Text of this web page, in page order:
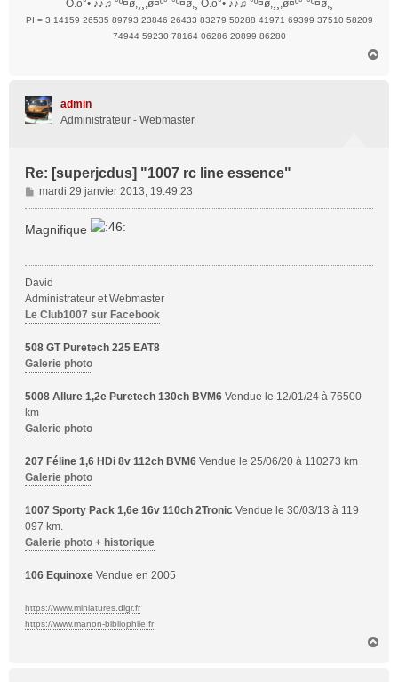
O.o°• ♪♪♫ °º¤ø,¸¸,ø¤º°`°º¤ø,¸ O.o°• ♪♪♫ °º¤ø,¸¸,ø¤º°`°º¤ø,¸
PI = 3.14159 26535 89793 23846 26433 83279 50288 41971 69399 37510 58209
74944 59230 78164 06286 20899 86280
admin
Administrateur - Webmaster
Re: [superjcdus] "1007 rc line essence"
M
e
s
g
e
mardi 29 janvier 2013, 19:49:23
Magnifique
David
Administrateur et Webmaster
Le Club1007 sur Facebook
508 GT Puretech 225 EAT8
Galerie photo
5008 Allure 1,2e Puretech 130ch BVM6 Vendue le 12/01/24 à 76500
km
Galerie photo
207 Féline 1,6 HDi 8v 112ch BVM6 Vendue le 25/06/20 à 110273 km
Galerie photo
1007 Sporty Pack 1,6e 16v 110ch 2Tronic Vendue le 30/03/13 à 119
097 km.
Galerie photo + historique
106 Equinoxe Vendue en 2005
https://www.miniatures.dlgr.fr
https://www.manon-bibliophile.fr